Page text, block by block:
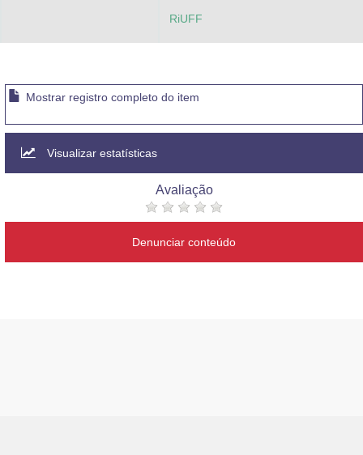
RiUFF
Mostrar registro completo do item
Visualizar estatísticas
Avaliação
Denunciar conteúdo